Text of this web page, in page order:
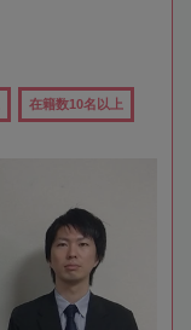
在籍数10名以上